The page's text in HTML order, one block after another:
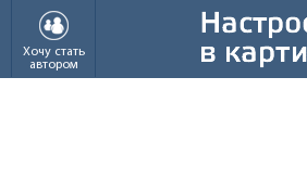
Хочу стать
автором